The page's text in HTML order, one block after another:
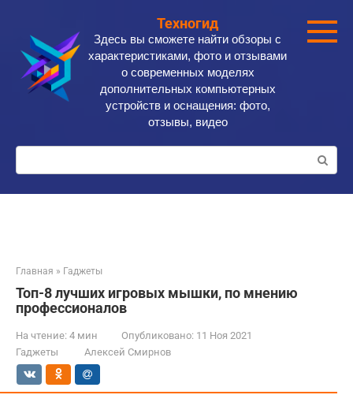
контенту
Техногид
Здесь вы сможете найти обзоры с
характеристиками, фото и отзывами
о современных моделях
дополнительных компьютерных
устройств и оснащения: фото,
отзывы, видео
Поиск:
Главная » Гаджеты
Топ-8 лучших игровых мышки, по мнению
профессионалов
На чтение: 4 мин Опубликовано: 11 Ноя 2021
Гаджеты
Алексей Смирнов